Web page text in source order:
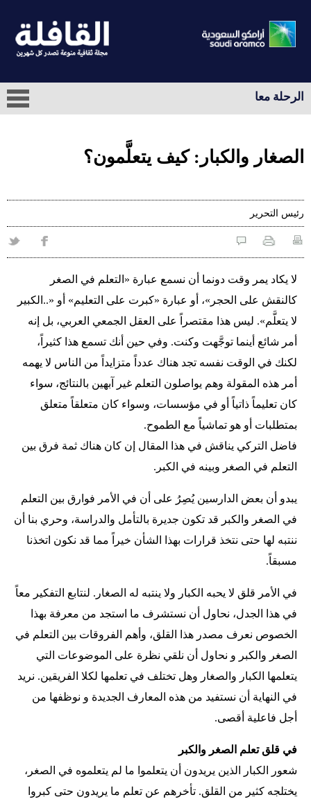
الرحلة معا
الصغار والكبار: كيف يتعلَّمون؟
رئيس التحرير
لا يكاد يمر وقت دونما أن نسمع عبارة «التعلم في الصغر
كالنقش على الحجر»، أو عبارة «كبرت على التعليم» أو «..الكبير
لا يتعلَّم». ليس هذا مقتصراً على العقل الجمعي العربي، بل إنه
أمر شائع أينما توجَّهت وكنت. وفي حين أنك تسمع هذا كثيراً،
لكنك في الوقت نفسه تجد هناك عدداً متزايداً من الناس لا يهمه
أمر هذه المقولة وهم يواصلون التعلم غير آبهين بالنتائج، سواء
كان تعليماً ذاتياً أو في مؤسسات، وسواء كان متعلقاً متعلق
بمتطلبات أو هو تماشياً مع الطموح.
فاضل التركي يناقش في هذا المقال إن كان هناك ثمة فرق بين
التعلم في الصغر وبينه في الكبر.
يبدو أن بعض الدارسين يُصِرُ على أن في الأمر فوارق بين التعلم
في الصغر والكبر قد تكون جديرة بالتأمل والدراسة، وحري بنا أن
ننتبه لها حتى نتخذ قرارات بهذا الشأن خيراً مما قد نكون اتخذنا
مسبقاً.
في الأمر قلق لا يحبه الكبار ولا ينتبه له الصغار. لنتابع التفكير معاً
في هذا الجدل، نحاول أن نستشرف ما استجد من معرفة بهذا
الخصوص نعرف مصدر هذا القلق، وأهم الفروقات بين التعلم في
الصغر والكبر و نحاول أن نلقي نظرة على الموضوعات التي
يتعلمها الكبار والصغار وهل تختلف في تعلمها لكلا الفريقين. نريد
في النهاية أن نستفيد من هذه المعارف الجديدة و نوظفها من
أجل فاعلية أقصى.
في قلق تعلم الصغر والكبر
شعور الكبار الذين يريدون أن يتعلموا ما لم يتعلموه في الصغر،
يختلجه كثير من القلق. تأخرهم عن تعلم ما يريدون حتى كبروا